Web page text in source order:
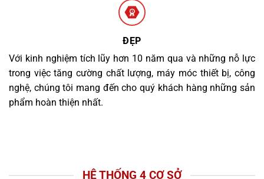
ĐẸP
Với kinh nghiệm tích lũy hơn 10 năm qua và những nỗ lực
trong việc tăng cường chất lượng, máy móc thiết bị, công
nghệ, chúng tôi mang đến cho quý khách hàng những sản
phẩm hoàn thiện nhất.
HỆ THỐNG 4 CƠ SỞ